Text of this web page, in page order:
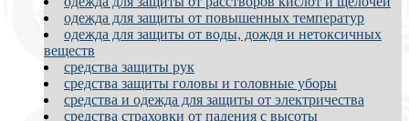
одежда для защиты от повышенных температур
одежда для защиты от воды, дождя и нетоксичных
веществ
средства защиты рук
средства защиты головы и головные уборы
средства и одежда для защиты от электричества
средства страховки от падения с высоты